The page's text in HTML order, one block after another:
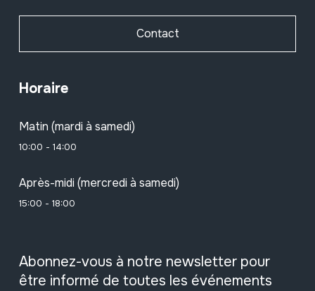
Contact
Horaire
Matin (mardi à samedi)
10:00 - 14:00
Après-midi (mercredi à samedi)
15:00 - 18:00
Abonnez-vous à notre newsletter pour
être informé de toutes les événements